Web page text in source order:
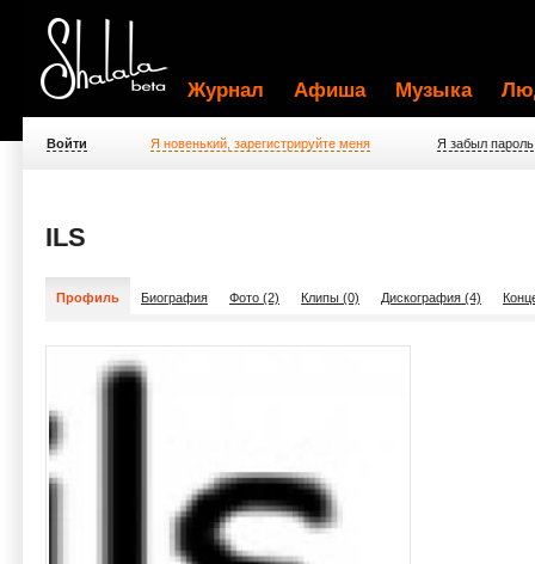
Журнал Афиша Музыка
Войти Я новенький, зарегистрируйте меня Я забыл пароль
ILS
Профиль Биография Фото (2) Клипы (0) Дискография (4)